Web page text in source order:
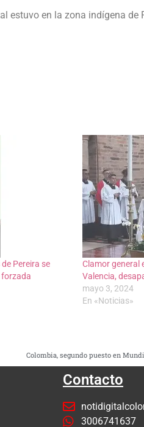
estuvo en la zona indígena de
Pereira se
Clamor general
Valencia,
mayo 3, 2024
En «Noticias»
Colombia, segundo puesto en
Contacto
3006741637